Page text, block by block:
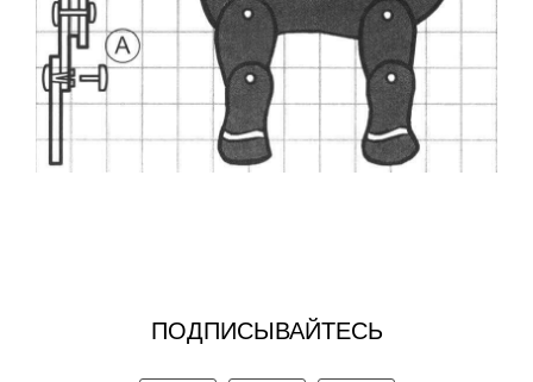
ПОДПИСЫВАЙТЕСЬ